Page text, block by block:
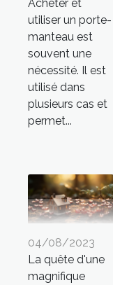
Acheter et
utiliser un porte-
manteau est
souvent une
nécessité. Il est
utilisé dans
plusieurs cas et
permet...
04/08/2023
La quête d'une
magnifique